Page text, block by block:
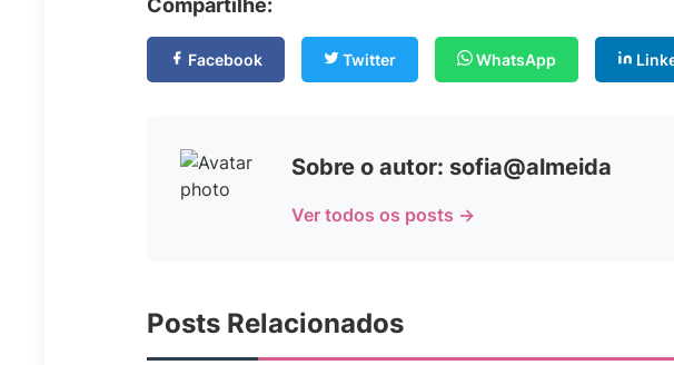
Compartilhe:
Facebook Twitter WhatsApp
Sobre o autor: sofia@almeida
Ver todos os posts →
Posts Relacionados